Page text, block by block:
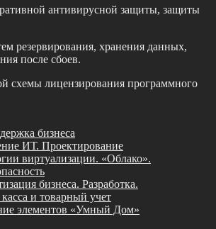
антивирусной защиты, защиты
резервирования, хранения данных,
после сбоев.
схемы лицензирования программного
бизнеса
ИТ. Проектирование
виртуализации. «Облако».
бизнеса. Разработка.
и товарный учет
элементов «Умный Дом»